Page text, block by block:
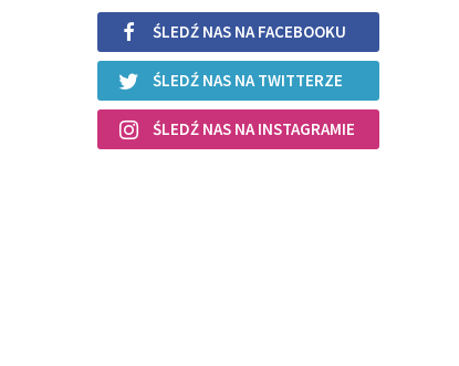
ŚLEDŹ NAS NA FACEBOOKU
ŚLEDŹ NAS NA TWITTERZE
ŚLEDŹ NAS NA INSTAGRAMIE